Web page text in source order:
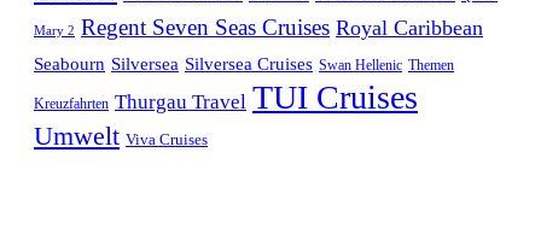
Mary 2 Regent Seven Seas Cruises Royal Caribbean
Seabourn Silversea Silversea Cruises Swan Hellenic Themen
Kreuzfahrten Thurgau Travel TUI Cruises
Umwelt Viva Cruises